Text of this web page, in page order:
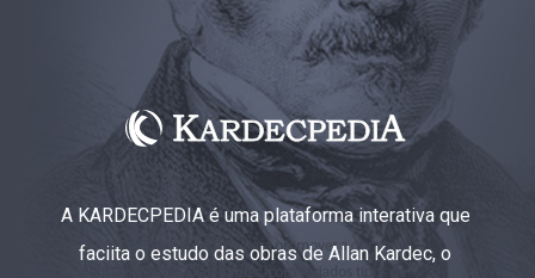
A KARDECPEDIA é uma plataforma interativa que
faciita o estudo das obras de Allan Kardec, o